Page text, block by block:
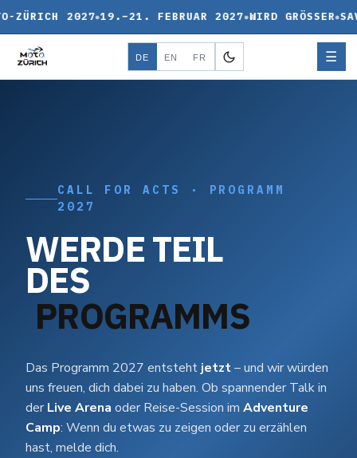
ZÜRICH 2027 19.–21. FEBRUAR 2027 WIRD GRÖSSER
☰
DE EN FR
CALL FOR ACTS · PROGRAMM
2027
WERDETEIL
DES
PROGRAMMS
Das Programm 2027 entsteht jetzt– und wir würden
uns freuen, dich dabei zu haben. Ob spannender Talk in
der Live Arena oder Reise-Session im Adventure
Camp: Wenn du etwas zu zeigen oder zu erzählen
hast, melde dich.